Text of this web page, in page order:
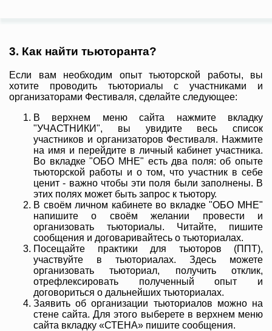
3. Как найти тьюторанта?
Если вам необходим опыт тьюторской работы, вы
хотите проводить тьюториалы с участниками и
организаторами Фестиваля, сделайте следующее:
В верхнем меню сайта нажмите вкладку
"УЧАСТНИКИ", вы увидите весь список
участников и организаторов Фестиваля. Нажмите
на имя и перейдите в личный кабинет участника.
Во вкладке "ОБО МНЕ" есть два поля: об опыте
тьюторской работы и о том, что участник в себе
ценит - важно чтобы эти поля были заполнены. В
этих полях может быть запрос к тьютору.
В своём личном кабинете во вкладке "ОБО МНЕ"
напишите о своём желании провести и
организовать тьюториалы. Читайте, пишите
сообщения и договаривайтесь о тьюториалах.
Посещайте практики для тьюторов (ППТ),
участвуйте в тьюториалах. Здесь можете
организовать тьюториал, получить отклик,
отрефлексировать полученный опыт и
договориться о дальнейших тьюториалах.
Заявить об организации тьюториалов можно на
стене сайта. Для этого выберете в верхнем меню
сайта вкладку «СТЕНА» пишите сообщения.